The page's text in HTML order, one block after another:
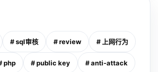
# sql审核 # review # 上网行为
php # public key # anti-attack